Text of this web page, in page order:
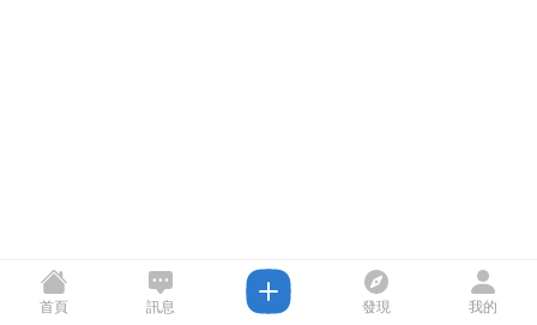
首頁 訊息 發現 我的